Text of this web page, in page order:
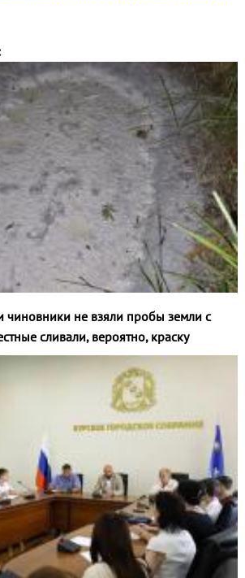
чиновники не взяли пробы земли с
сливали, вероятно, краску